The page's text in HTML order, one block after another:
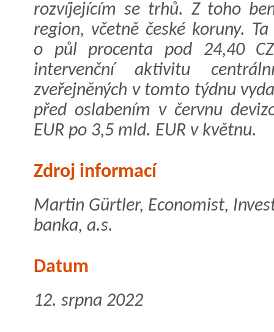
rozvíjejícím se trhů. Z toho
region, včetně české koruny.
o půl procenta pod 24,40
intervenční aktivitu
zveřejněných v tomto týdnu
před oslabením v červnu
EUR po 3,5 mld. EUR v květnu.
Zdroj informací
Martin Gürtler, Economist,
banka, a.s.
Datum
12. srpna 2022